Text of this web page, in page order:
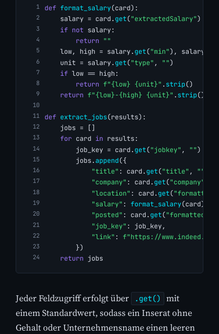
def format_salary(card):
    salary = card.
get("extractedSalary")
if not salary:
return
""
    low, high = salary.
get("min"), salary.
    unit = salary.
get("type" , "")
if low == high:
return f"{low} {unit}" . strip()
return f"{low}-{high} {unit}" . strip()
def extract_jobs(results):
    jobs = []
for card in results:
        job_key = card.
get("jobkey" , "")
        jobs.
append({
"title" : card. get("title" , ""
"company" : card. get("company"
"location" : card. get(
"salary" : format_salary(card),
"posted" : card. get(
"job_key" : job_key,
"link" : f"https://
        })
return jobs
Jeder Feldzugriff erfolgt über .get()
mit
einem Standardwert, sodass ein Inserat ohne
Gehalt oder Unternehmensname einen leeren